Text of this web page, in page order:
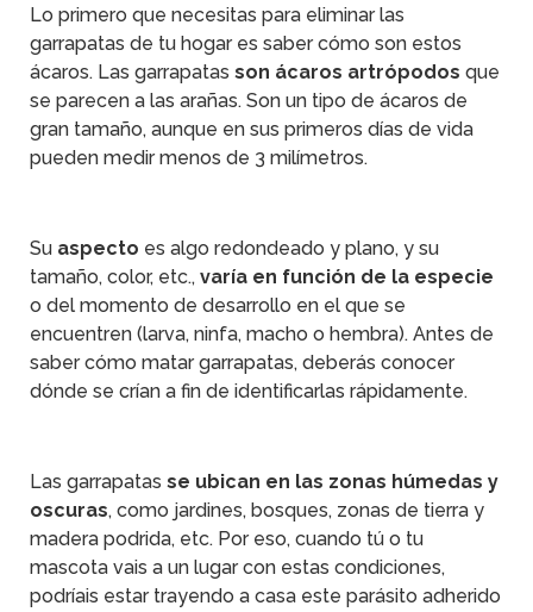
Lo primero que necesitas para eliminar las
garrapatas de tu hogar es saber cómo son estos
ácaros. Las garrapatas son ácaros artrópodos que
se parecen a las arañas. Son un tipo de ácaros de
gran tamaño, aunque en sus primeros días de vida
pueden medir menos de 3 milímetros.
Su aspecto es algo redondeado y plano, y su
tamaño, color, etc., varía en función de la especie
o del momento de desarrollo en el que se
encuentren (larva, ninfa, macho o hembra). Antes de
saber cómo matar garrapatas, deberás conocer
dónde se crían a fin de identificarlas rápidamente.
Las garrapatas se ubican en las zonas húmedas y
oscuras, como jardines, bosques, zonas de tierra y
madera podrida, etc. Por eso, cuando tú o tu
mascota vais a un lugar con estas condiciones,
podríais estar trayendo a casa este parásito adherido